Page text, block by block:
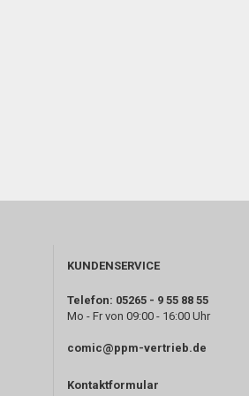
KUNDENSERVICE
Telefon: 05265 - 9 55 88 55
Mo - Fr von 09:00 - 16:00 Uhr
comic@ppm-vertrieb.de
Kontaktformular